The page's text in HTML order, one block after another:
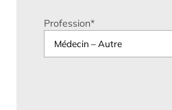
Profession*